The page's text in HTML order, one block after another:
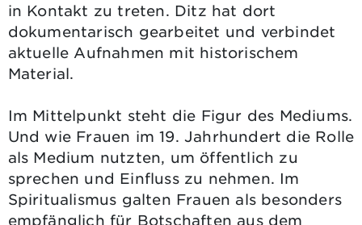
in Kontakt zu treten. Ditz hat dort
dokumentarisch gearbeitet und verbindet
aktuelle Aufnahmen mit historischem
Material.
Im Mittelpunkt steht die Figur des Mediums.
Und wie Frauen im 19. Jahrhundert die Rolle
als Medium nutzten, um öffentlich zu
sprechen und Einfluss zu nehmen. Im
Spiritualismus galten Frauen als besonders
empfänglich für Botschaften aus dem